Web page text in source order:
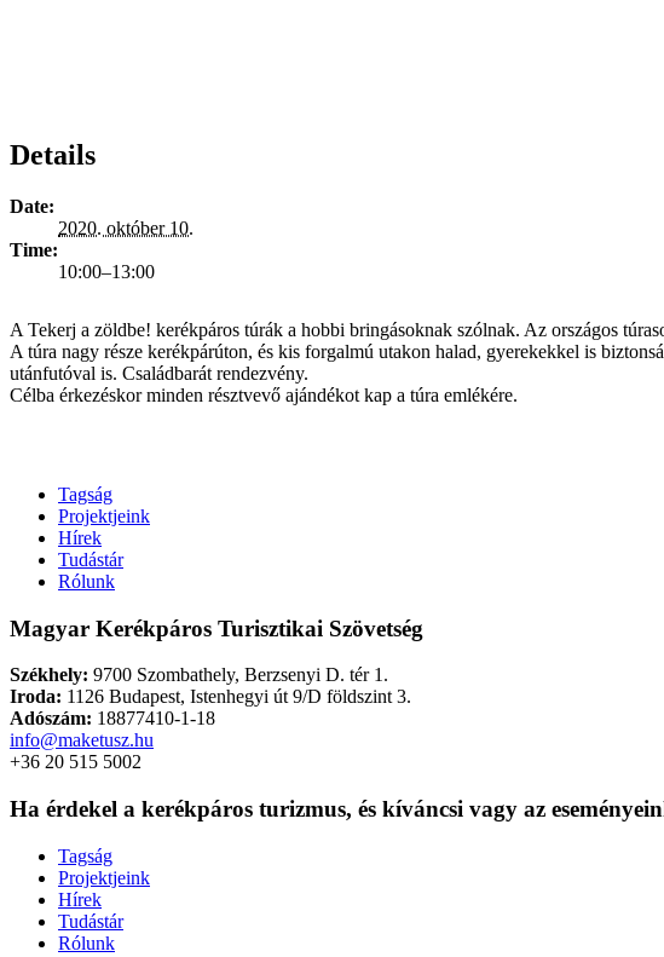
Details
Date:
2020. október 10.
Time:
10:00–13:00
A Tekerj a zöldbe! kerékpáros túrák a hobbi bringásoknak szólnak. Az országos
A túra nagy része kerékpárúton, és kis forgalmú utakon halad, gyerekekkel is
utánfutóval is. Családbarát rendezvény.
Célba érkezéskor minden résztvevő ajándékot kap a túra emlékére.
Tagság
Projektjeink
Hírek
Tudástár
Rólunk
Magyar Kerékpáros Turisztikai Szövetség
Székhely: 9700 Szombathely, Berzsenyi D. tér 1.
Iroda: 1126 Budapest, Istenhegyi út 9/D földszint 3.
Adószám: 18877410-1-18
info@maketusz.hu
+36 20 515 5002
Ha érdekel a kerékpáros turizmus, és kíváncsi vagy az
Tagság
Projektjeink
Hírek
Tudástár
Rólunk